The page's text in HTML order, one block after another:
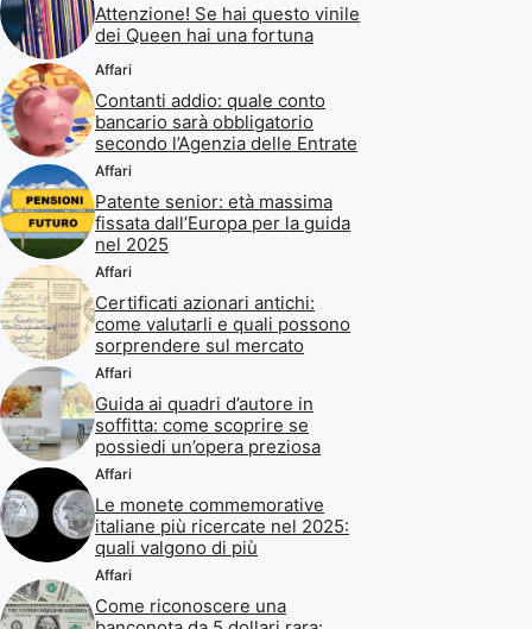
Attenzione! Se hai questo vinile
dei Queen hai una fortuna
Affari
Contanti addio: quale conto
bancario sarà obbligatorio
secondo l’Agenzia delle Entrate
Affari
Patente senior: età massima
fissata dall’Europa per la guida
nel 2025
Affari
Certificati azionari antichi:
come valutarli e quali possono
sorprendere sul mercato
Affari
Guida ai quadri d’autore in
soffitta: come scoprire se
possiedi un’opera preziosa
Affari
Le monete commemorative
italiane più ricercate nel 2025:
quali valgono di più
Affari
Come riconoscere una